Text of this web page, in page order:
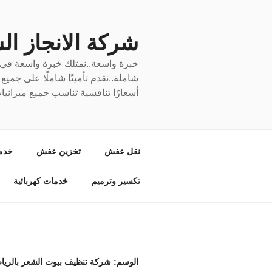
شركة الانجاز
خبرة واسعة..نمتلك خبرة واسعة في
شاملة..نقدم تأمينًا شاملًا على
أسعارًا تنافسية تناسب جميع
نقل عفش تخزين عفش
تكسير وترميم خدمات كهربائية
الوسم: شركة تنظيف بيوت الشعر